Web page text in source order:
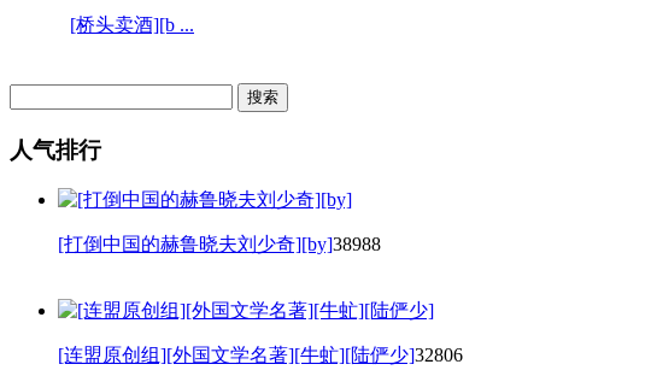
[桥头卖酒][b ...
人气排行
[打倒中国的赫鲁晓夫刘少奇][by]38988
[连盟原创组][外国文学名著][牛虻][陆俨少]32806